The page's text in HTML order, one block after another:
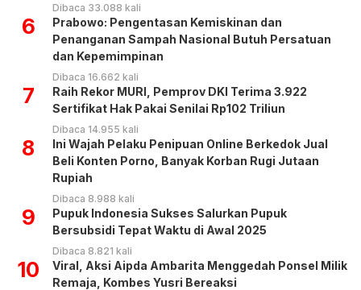
Dibaca 33.088 kali
6
Prabowo: Pengentasan Kemiskinan dan
Penanganan Sampah Nasional Butuh Persatuan
dan Kepemimpinan
Dibaca 16.662 kali
7
Raih Rekor MURI, Pemprov DKI Terima 3.922
Sertifikat Hak Pakai Senilai Rp102 Triliun
Dibaca 14.955 kali
8
Ini Wajah Pelaku Penipuan Online Berkedok Jual
Beli Konten Porno, Banyak Korban Rugi Jutaan
Rupiah
Dibaca 8.988 kali
9
Pupuk Indonesia Sukses Salurkan Pupuk
Bersubsidi Tepat Waktu di Awal 2025
Dibaca 8.821 kali
10
Viral, Aksi Aipda Ambarita Menggedah Ponsel Milik
Remaja, Kombes Yusri Bereaksi